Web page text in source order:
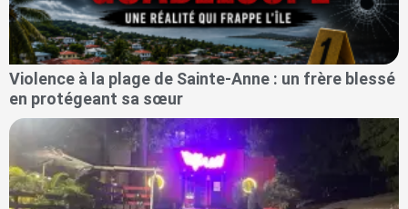
Violence à la plage de Sainte-Anne : un frère blessé
en protégeant sa sœur